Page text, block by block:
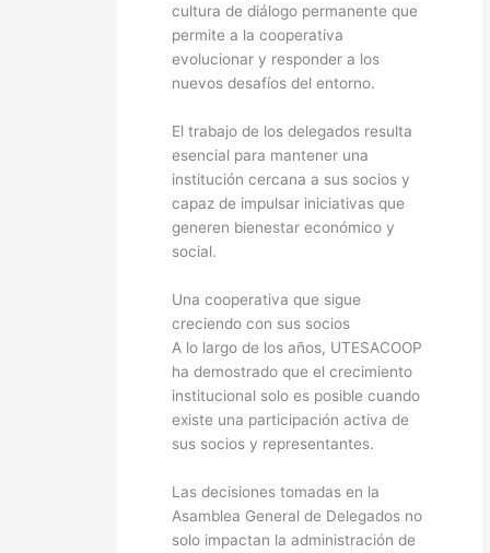
cultura de diálogo permanente que
permite a la cooperativa
evolucionar y responder a los
nuevos desafíos del entorno.
El trabajo de los delegados resulta
esencial para mantener una
institución cercana a sus socios y
capaz de impulsar iniciativas que
generen bienestar económico y
social.
Una cooperativa que sigue
creciendo con sus socios
A lo largo de los años, UTESACOOP
ha demostrado que el crecimiento
institucional solo es posible cuando
existe una participación activa de
sus socios y representantes.
Las decisiones tomadas en la
Asamblea General de Delegados no
solo impactan la administración de